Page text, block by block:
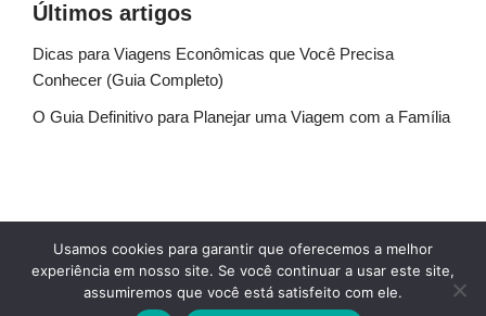
Últimos artigos
Dicas para Viagens Econômicas que Você Precisa
Conhecer (Guia Completo)
O Guia Definitivo para Planejar uma Viagem com a Família
Sobre Nós Fale conosco
Política de Privacidade
Termos de uso
Glossário Blog
© Explore Destinos - TODOS OS DIREITOS
Usamos cookies para garantir que oferecemos a melhor
experiência em nosso site. Se você continuar a usar este site,
assumiremos que você está satisfeito com ele.